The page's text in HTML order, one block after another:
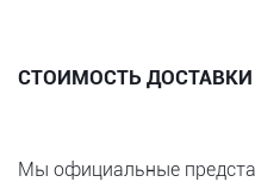
СТОИМОСТЬ ДОСТАВКИ
Мы официальные